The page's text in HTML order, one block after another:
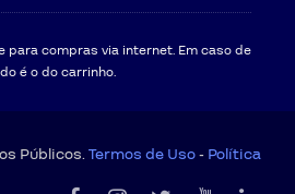
para compras via internet. Em caso de
é o do carrinho.
Públicos.Termos de Uso- Política